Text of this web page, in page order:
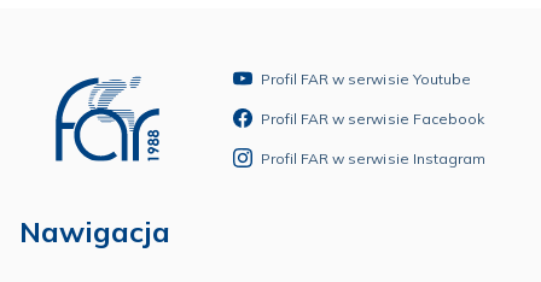
Profil FAR w serwisie Youtube
Profil FAR w serwisie Facebook
Profil FAR w serwisie Instagram
Nawigacja